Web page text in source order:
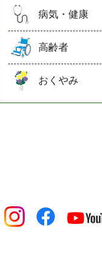
病気・健康
高齢者
おくやみ